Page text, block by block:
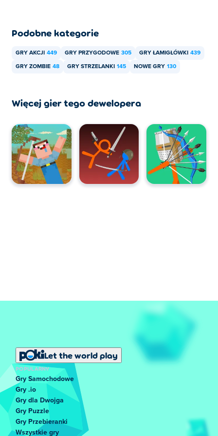
Podobne kategorie
GRY AKCJI 449 GRY PRZYGODOWE 305 GRY ŁAMIGŁÓWKI 439
GRY ZOMBIE 48 GRY STRZELANKI 145 NOWE GRY 130
Więcej gier tego dewelopera
Let the world play
POPULARNY
Gry Samochodowe
Gry .io
Gry dla Dwojga
Gry Puzzle
Gry Przebieranki
Wszystkie gry